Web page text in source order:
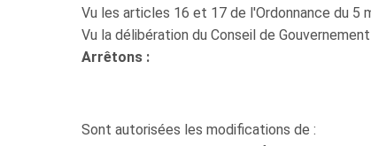
Vu les articles 16 et 17 de l'Ordonnance du 5
Vu la délibération du Conseil de
Arrêtons :
Sont autorisées les modifications de :